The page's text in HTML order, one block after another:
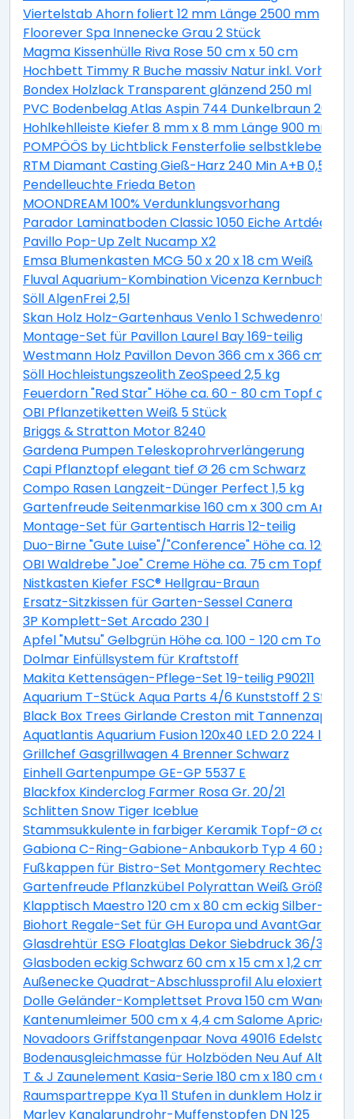
Viertelstab Ahorn foliert 12 mm Länge 2500 mm
Floorever Spa Innenecke Grau 2 Stück
Magma Kissenhülle Riva Rose 50 cm x 50 cm
Hochbett Timmy R Buche massiv Natur inkl.
Bondex Holzlack Transparent glänzend 250 ml
PVC Bodenbelag Atlas Aspin 744 Dunkelbraun 200
Hohlkehlleiste Kiefer 8 mm x 8 mm Länge 900 mm
POMPÖÖS by Lichtblick Fensterfolie selbstklebend
RTM Diamant Casting Gieß-Harz 240 Min A+B 0,5 kg
Pendelleuchte Frieda Beton
MOONDREAM 100% Verdunklungsvorhang
Parador Laminatboden Classic 1050 Eiche Artdéco
Pavillo Pop-Up Zelt Nucamp X2
Emsa Blumenkasten MCG 50 x 20 x 18 cm Weiß
Fluval Aquarium-Kombination Vicenza Kernbuche
Söll AlgenFrei 2,5l
Skan Holz Holz-Gartenhaus Venlo 1 Schwedenrot B x
Montage-Set für Pavillon Laurel Bay 169-teilig
Westmann Holz Pavillon Devon 366 cm x 366 cm
Söll Hochleistungszeolith ZeoSpeed 2,5 kg
Feuerdorn "Red Star" Höhe ca. 60 - 80 cm Topf ca. 2
OBI Pflanzetiketten Weiß 5 Stück
Briggs & Stratton Motor 8240
Gardena Pumpen Teleskoprohrverlängerung
Capi Pflanztopf elegant tief Ø 26 cm Schwarz
Compo Rasen Langzeit-Dünger Perfect 1,5 kg
Gartenfreude Seitenmarkise 160 cm x 300 cm
Montage-Set für Gartentisch Harris 12-teilig
Duo-Birne "Gute Luise"/"Conference" Höhe ca. 120 -
OBI Waldrebe "Joe" Creme Höhe ca. 75 cm Topf ca.
Nistkasten Kiefer FSC® Hellgrau-Braun
Ersatz-Sitzkissen für Garten-Sessel Canera
3P Komplett-Set Arcado 230 l
Apfel "Mutsu" Gelbgrün Höhe ca. 100 - 120 cm Topf
Dolmar Einfüllsystem für Kraftstoff
Makita Kettensägen-Pflege-Set 19-teilig P90211
Aquarium T-Stück Aqua Parts 4/6 Kunststoff 2 Stück
Black Box Trees Girlande Creston mit
Aquatlantis Aquarium Fusion 120x40 LED 2.0 224 l
Grillchef Gasgrillwagen 4 Brenner Schwarz
Einhell Gartenpumpe GE-GP 5537 E
Blackfox Kinderclog Farmer Rosa Gr. 20/21
Schlitten Snow Tiger Iceblue
Stammsukkulente in farbiger Keramik Topf-Ø ca. 13
Gabiona C-Ring-Gabione-Anbaukorb Typ 4 60 x 100
Fußkappen für Bistro-Set Montgomery Rechteckig 2
Gartenfreude Pflanzkübel Polyrattan Weiß Größe XL
Klapptisch Maestro 120 cm x 80 cm eckig Silber-
Biohort Regale-Set für GH Europa und AvantGarde
Glasdrehtür ESG Floatglas Dekor Siebdruck 36/31 DIN
Glasboden eckig Schwarz 60 cm x 15 cm x 1,2 cm
Außenecke Quadrat-Abschlussprofil Alu eloxiert
Dolle Geländer-Komplettset Prova 150 cm
Kantenumleimer 500 cm x 4,4 cm Salome Apricot
Novadoors Griffstangenpaar Nova 49016
Bodenausgleichmasse für Holzböden Neu Auf Alt 20
T & J Zaunelement Kasia-Serie 180 cm x 180 cm
Raumspartreppe Kya 11 Stufen in dunklem Holz inkl.
Marley Kanalgrundrohr-Muffenstopfen DN 125